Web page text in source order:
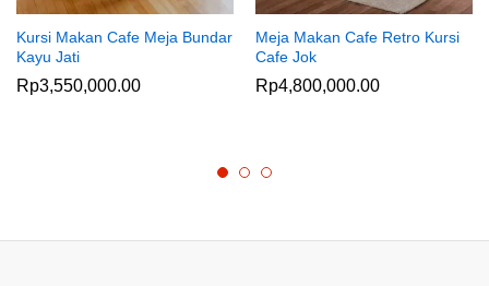
Kursi Makan Cafe Meja Bundar
Kayu Jati
Rp3,550,000.00
Meja Makan Cafe Retro Kursi
Cafe Jok
Rp4,800,000.00